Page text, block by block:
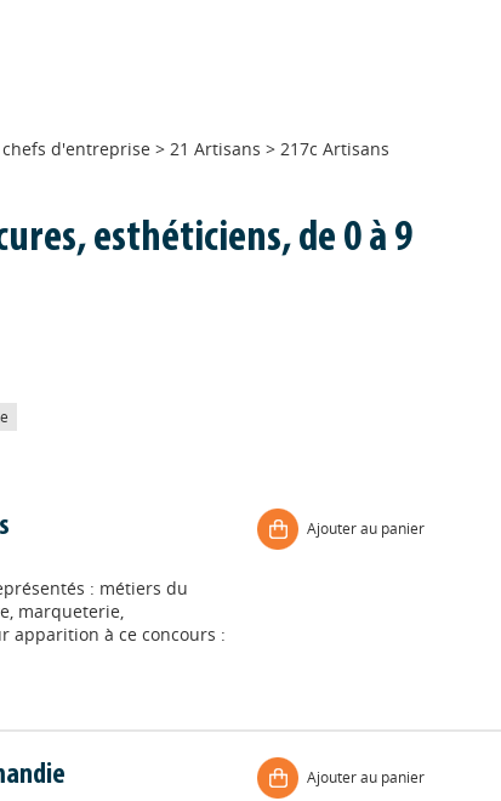
d'entreprise > 21 Artisans > 217c Artisans
esthéticiens, de 0 à 9
: métiers du
marqueterie,
apparition à ce concours :
Ajouter au panier
Ajouter au panier